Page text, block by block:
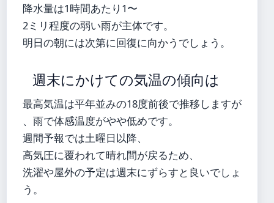
降水量は1時間あたり1〜
2ミリ程度の弱い雨が主体です。
明日の朝には次第に回復に向かうでしょう。
週末にかけての気温の傾向は
最高気温は平年並みの18度前後で推移しますが
、雨で体感温度がやや低めです。
週間予報では土曜日以降、
高気圧に覆われて晴れ間が戻るため、
洗濯や屋外の予定は週末にずらすと良いでしょ
う。